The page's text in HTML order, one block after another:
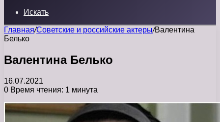
Искать
Главная/Советские и российские актеры/Валентина
Белько
Валентина Белько
16.07.2021
0 Время чтения: 1 минута